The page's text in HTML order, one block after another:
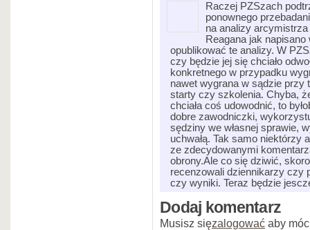
Raczej PZSzach
ponownego
na analizy
Reagana jak
opublikować te analizy. W
czy będzie jej się chciało
konkretnego w przypadku
nawet wygrana w sądzie przy
starty czy szkolenia. Chyba,
chciała coś udowodnić, to
dobre zawodniczki,
sędziny we własnej sprawie,
uchwałą. Tak samo
ze zdecydowanymi
obrony.Ale co się dziwić,
recenzowali dziennikarzy czy
czy wyniki. Teraz będzie
Dodaj komentarz
Musisz sięzalogować aby